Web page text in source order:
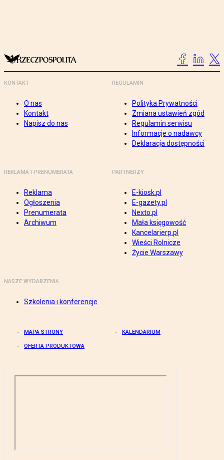
KONTAKT
O nas
Kontakt
Napisz do nas
REGULAMIN
Polityka Prywatności
Zmiana ustawień zgód
Regulamin serwisu
Informacje o nadawcy
Deklaracja dostępności
REKLAMA I PRENUMERATA
Reklama
Ogłoszenia
Prenumerata
Archiwum
PARTNERZY
E-kiosk.pl
E-gazety.pl
Nexto.pl
Mała księgowość
Kancelarierp.pl
Wieści Rolnicze
Życie Warszawy
NASZE WYDARZENIA
Szkolenia i konferencje
MAPA STRONY KALENDARIUM
OFERTA PRODUKTOWA